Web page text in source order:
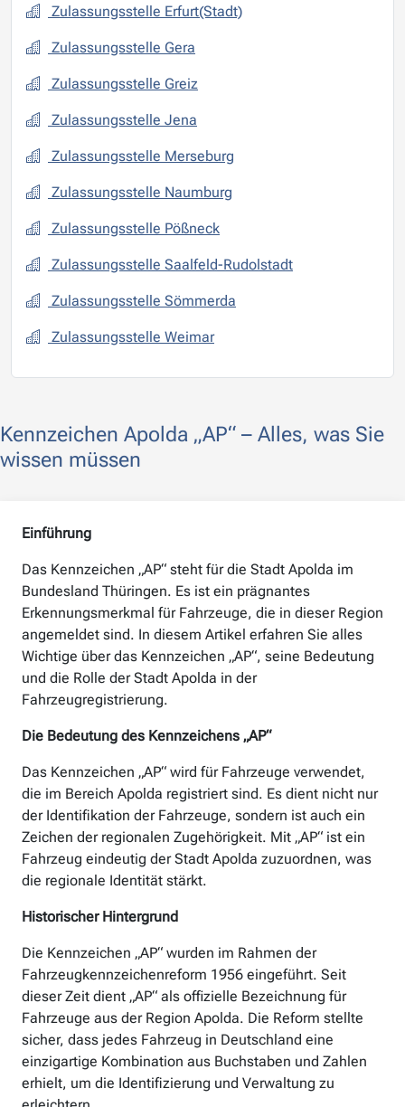
Zulassungsstelle Erfurt(Stadt)
Zulassungsstelle Gera
Zulassungsstelle Greiz
Zulassungsstelle Jena
Zulassungsstelle Merseburg
Zulassungsstelle Naumburg
Zulassungsstelle Pößneck
Zulassungsstelle Saalfeld-Rudolstadt
Zulassungsstelle Sömmerda
Zulassungsstelle Weimar
Kennzeichen Apolda „AP“ – Alles, was Sie
wissen müssen
Einführung
Das Kennzeichen „AP“ steht für die Stadt Apolda im
Bundesland Thüringen. Es ist ein prägnantes
Erkennungsmerkmal für Fahrzeuge, die in dieser Region
angemeldet sind. In diesem Artikel erfahren Sie alles
Wichtige über das Kennzeichen „AP“, seine Bedeutung
und die Rolle der Stadt Apolda in der
Fahrzeugregistrierung.
Die Bedeutung des Kennzeichens „AP“
Das Kennzeichen „AP“ wird für Fahrzeuge verwendet,
die im Bereich Apolda registriert sind. Es dient nicht nur
der Identifikation der Fahrzeuge, sondern ist auch ein
Zeichen der regionalen Zugehörigkeit. Mit „AP“ ist ein
Fahrzeug eindeutig der Stadt Apolda zuzuordnen, was
die regionale Identität stärkt.
Historischer Hintergrund
Die Kennzeichen „AP“ wurden im Rahmen der
Fahrzeugkennzeichenreform 1956 eingeführt. Seit
dieser Zeit dient „AP“ als offizielle Bezeichnung für
Fahrzeuge aus der Region Apolda. Die Reform stellte
sicher, dass jedes Fahrzeug in Deutschland eine
einzigartige Kombination aus Buchstaben und Zahlen
erhielt, um die Identifizierung und Verwaltung zu